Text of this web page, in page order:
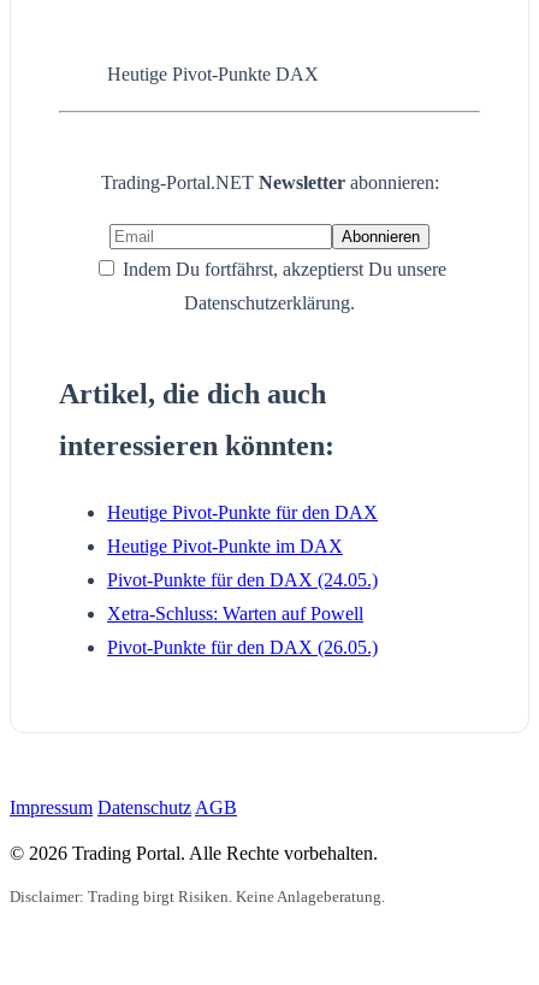
Heutige Pivot-Punkte DAX
Trading-Portal.NET Newsletter abonnieren:
Indem Du fortfährst, akzeptierst Du unsere
Datenschutzerklärung.
Artikel, die dich auch
interessieren könnten:
Heutige Pivot-Punkte für den DAX
Heutige Pivot-Punkte im DAX
Pivot-Punkte für den DAX (24.05.)
Xetra-Schluss: Warten auf Powell
Pivot-Punkte für den DAX (26.05.)
Impressum Datenschutz AGB
© 2026 Trading Portal. Alle Rechte vorbehalten.
Disclaimer: Trading birgt Risiken. Keine Anlageberatung.